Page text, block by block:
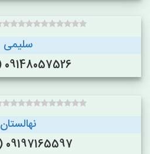
سلیمی
09148057526 (شبستر)
نهالستان
09197165597 (اصفهان)